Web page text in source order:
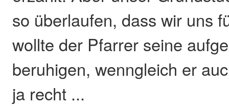
so überlaufen, dass wir uns
wollte der Pfarrer seine
beruhigen, wenngleich er
ja recht ...